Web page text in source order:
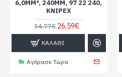
6,0MM², 240MM, 97 22 240,
KNIPEX
34,77€ 26,59€
ΚΑΛΆΘΙ
Αγόρασε Τώρα